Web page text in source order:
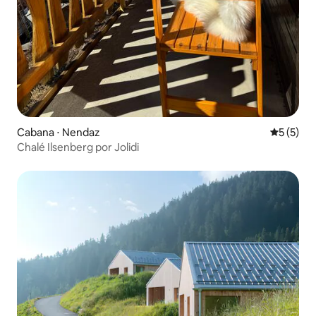
Cabana ⋅ Nendaz 5 de
5 (5)
Chalé Ilsenberg por Jolidi